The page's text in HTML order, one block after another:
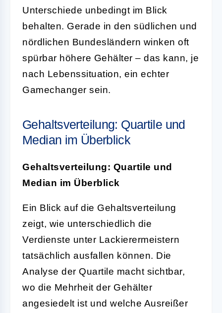
Unterschiede unbedingt im Blick
behalten. Gerade in den südlichen und
nördlichen Bundesländern winken oft
spürbar höhere Gehälter – das kann, je
nach Lebenssituation, ein echter
Gamechanger sein.
Gehaltsverteilung: Quartile und
Median im Überblick
Gehaltsverteilung: Quartile und
Median im Überblick
Ein Blick auf die Gehaltsverteilung
zeigt, wie unterschiedlich die
Verdienste unter Lackierermeistern
tatsächlich ausfallen können. Die
Analyse der Quartile macht sichtbar,
wo die Mehrheit der Gehälter
angesiedelt ist und welche Ausreißer